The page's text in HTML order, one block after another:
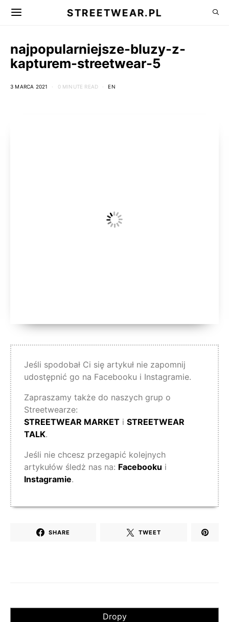
STREETWEAR.PL
najpopularniejsze-bluzy-z-
kapturem-streetwear-5
3 MARCA 2021 0 MINUTE READ EN
Jeśli spodobał Ci się artykuł nie zapomnij
udostępnić go na Facebooku i Instagramie.
Zapraszamy także do naszych grup o
Streetwearze:
STREETWEAR MARKET i STREETWEAR
TALK.
Jeśli nie chcesz przegapić kolejnych
artykułów śledż nas na: Facebooku i
Instagramie.
SHARE TWEET
Dropy